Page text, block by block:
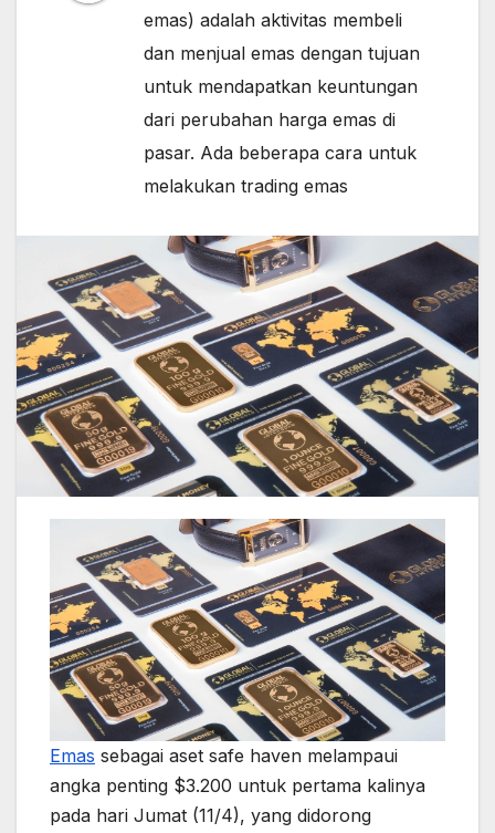
emas) adalah aktivitas membeli
dan menjual emas dengan tujuan
untuk mendapatkan keuntungan
dari perubahan harga emas di
pasar. Ada beberapa cara untuk
melakukan trading emas
Emas sebagai aset safe haven melampaui
angka penting $3.200 untuk pertama kalinya
pada hari Jumat (11/4), yang didorong